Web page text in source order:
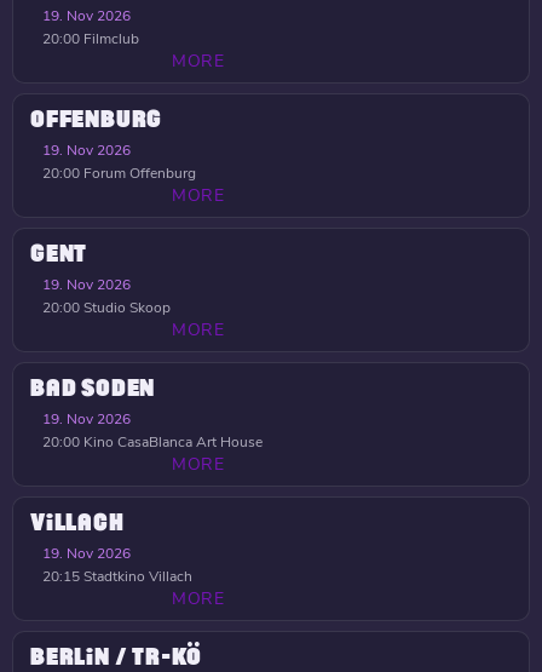
19. Nov 2026
20:00 Filmclub
MORE
OFFENBURG
19. Nov 2026
20:00 Forum Offenburg
MORE
GENT
19. Nov 2026
20:00Studio Skoop
MORE
BAD SODEN
19. Nov 2026
20:00 Kino CasaBlanca Art House
MORE
VILLACH
19. Nov 2026
20:15Stadtkino Villach
MORE
BERLIN / TR-KÖ